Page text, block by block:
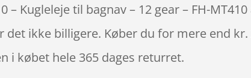
– Kugleleje til bagnav – 12 gear – FH-
det ikke billigere. Køber du for mere end
i købet hele 365 dages returret.